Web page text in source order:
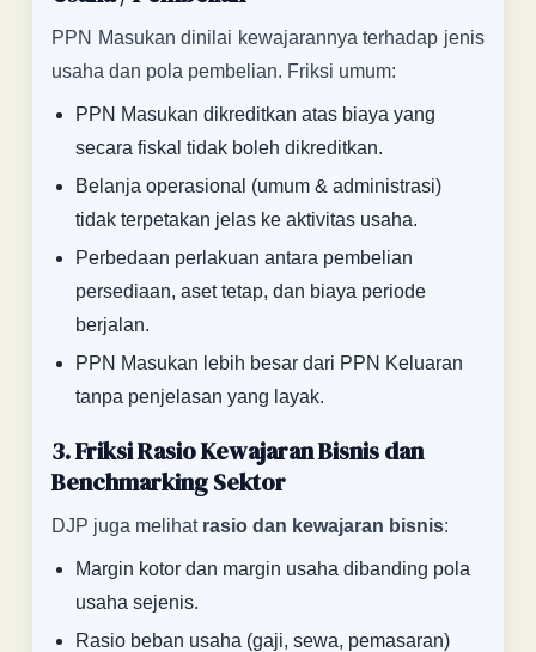
PPN Masukan dinilai kewajarannya terhadap jenis
usaha dan pola pembelian. Friksi umum:
PPN Masukan dikreditkan atas biaya yang
secara fiskal tidak boleh dikreditkan.
Belanja operasional (umum & administrasi)
tidak terpetakan jelas ke aktivitas usaha.
Perbedaan perlakuan antara pembelian
persediaan, aset tetap, dan biaya periode
berjalan.
PPN Masukan lebih besar dari PPN Keluaran
tanpa penjelasan yang layak.
3. Friksi Rasio Kewajaran Bisnis dan
Benchmarking Sektor
DJP juga melihat rasio dan kewajaran bisnis:
Margin kotor dan margin usaha dibanding pola
usaha sejenis.
Rasio beban usaha (gaji, sewa, pemasaran)